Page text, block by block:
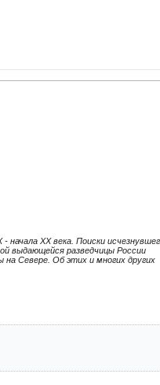
XX века. Поиски
выдающейся разведчицы России
на Севере. Об этих и многих других